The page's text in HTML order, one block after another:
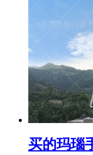
买的玛瑙